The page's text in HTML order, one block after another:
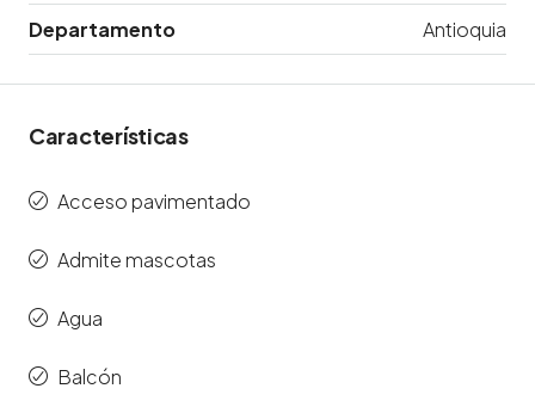
Departamento
Antioquia
Características
Acceso pavimentado
Admite mascotas
Agua
Balcón